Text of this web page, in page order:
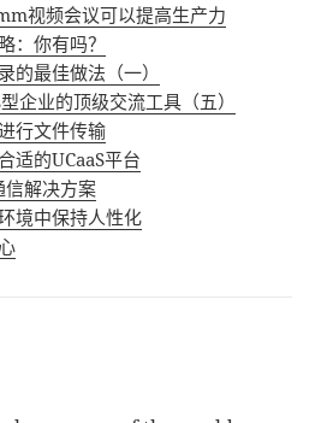
视频会议可以提高生产力
：你有吗？
的最佳做法（一）
企业的顶级交流工具（五）
行文件传输
适的UCaaS平台
信解决方案
境中保持人性化